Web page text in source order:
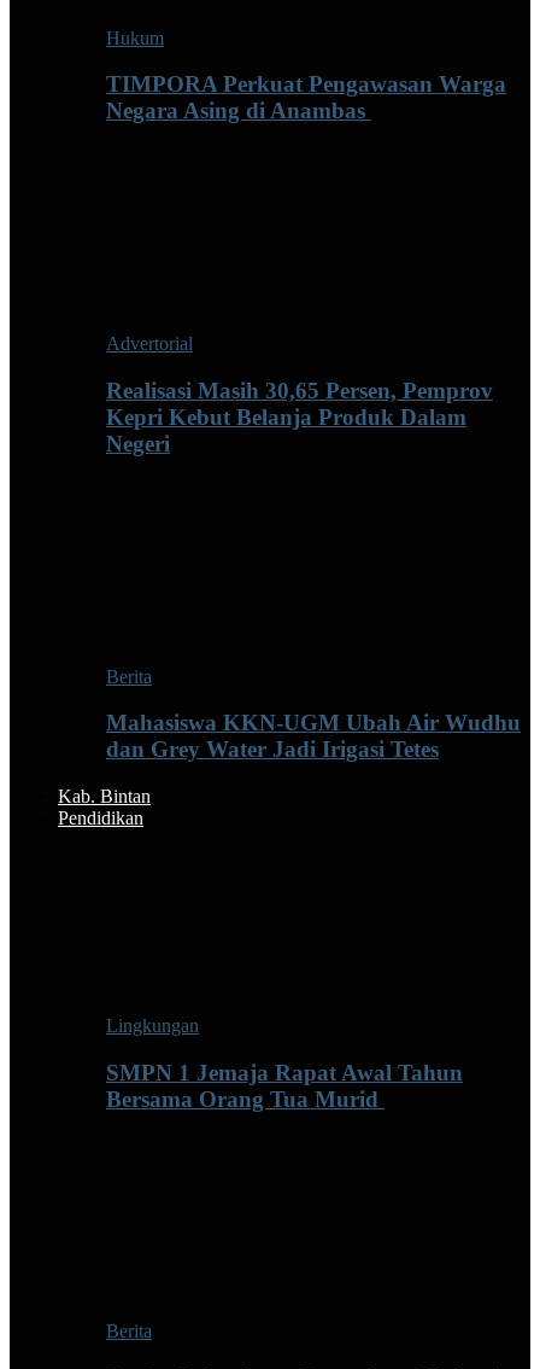
Hukum
TIMPORA Perkuat Pengawasan Warga
Negara Asing di Anambas ‎
Advertorial
Realisasi Masih 30,65 Persen, Pemprov
Kepri Kebut Belanja Produk Dalam
Negeri
Berita
Mahasiswa KKN-UGM Ubah Air Wudhu
dan Grey Water Jadi Irigasi Tetes
Kab. Bintan
Pendidikan
Lingkungan
SMPN 1 Jemaja Rapat Awal Tahun
Bersama Orang Tua Murid ‎
Berita